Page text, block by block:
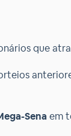
que
Sena em